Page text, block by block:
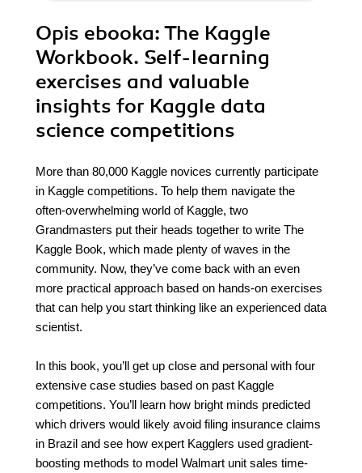
Opis ebooka: The Kaggle
Workbook. Self-learning
exercises and valuable
insights for Kaggle data
science competitions
More than 80,000 Kaggle novices currently participate
in Kaggle competitions. To help them navigate the
often-overwhelming world of Kaggle, two
Grandmasters put their heads together to write The
Kaggle Book, which made plenty of waves in the
community. Now, they’ve come back with an even
more practical approach based on hands-on exercises
that can help you start thinking like an experienced data
scientist.
In this book, you’ll get up close and personal with four
extensive case studies based on past Kaggle
competitions. You’ll learn how bright minds predicted
which drivers would likely avoid filing insurance claims
in Brazil and see how expert Kagglers used gradient-
boosting methods to model Walmart unit sales time-